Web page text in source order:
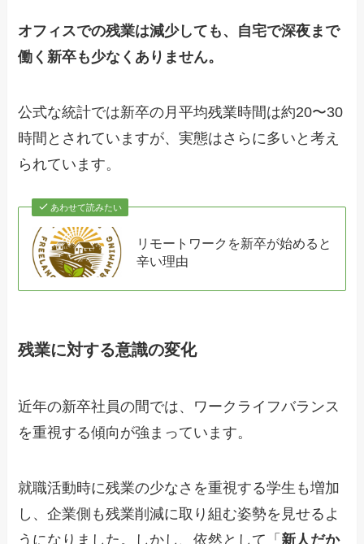
オフィスでの残業は減少しても、自宅で深夜まで
働く新卒も少なくありません。
公式な統計では新卒の月平均残業時間は約20〜30
時間とされていますが、実態はさらに多いと考え
られています。
あわせて読みたい
リモートワークを新卒が始めると
辛い理由
残業に対する意識の変化
近年の新卒社員の間では、ワークライフバランス
を重視する傾向が強まっています。
就職活動時に残業の少なさを重視する学生も増加
し、企業側も残業削減に取り組む姿勢を見せるよ
うになりました。しかし、依然として「 新人だか